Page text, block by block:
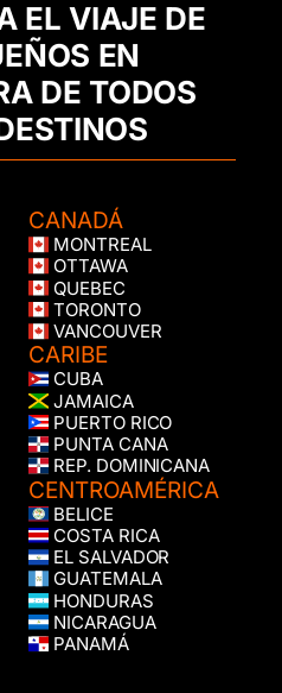
EL VIAJE DE
EN
DE TODOS
CANADÁ
MONTREAL
OTTAWA
QUEBEC
TORONTO
VANCOUVER
CARIBE
CUBA
JAMAICA
PUERTO RICO
PUNTA CANA
REP. DOMINICANA
CENTROAMÉRICA
BELICE
COSTA RICA
EL SALVADOR
GUATEMALA
HONDURAS
NICARAGUA
PANAMÁ